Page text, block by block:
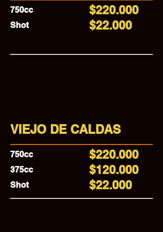
750cc
Shot
$220.000
$22.000
VIEJO DE CALDAS
750cc
375cc
Shot
$220.000
$120.000
$22.000